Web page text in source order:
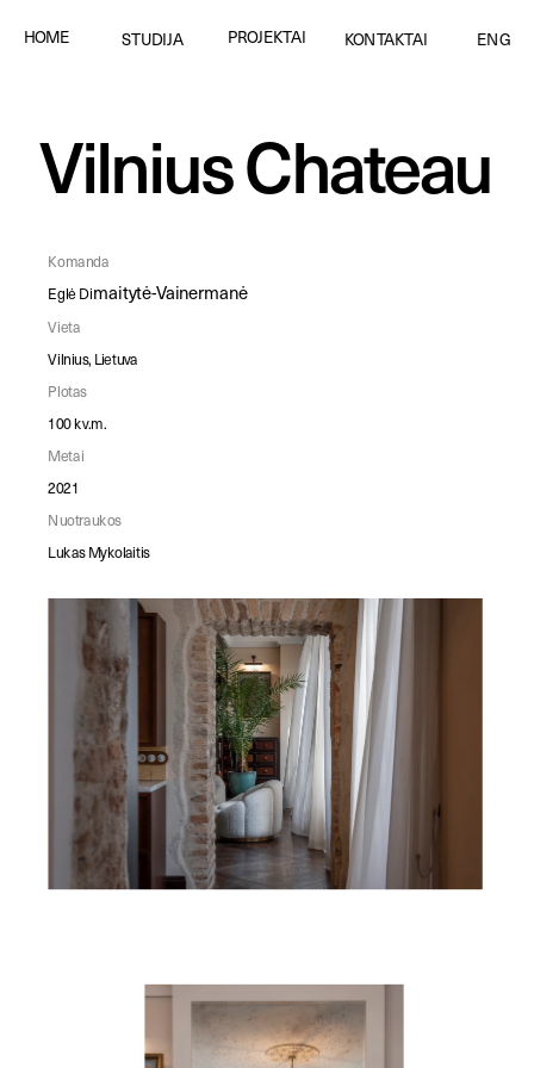
PROJEKTAI
HOME STUDIJA ENG
KONTAKTAI
Vilnius Chateau
Komanda
Eglė Dimaitytė-Vainermanė
Vieta
Vilnius, Lietuva
Plotas
100 kv.m.
Metai
2021
Nuotraukos
Lukas Mykolaitis